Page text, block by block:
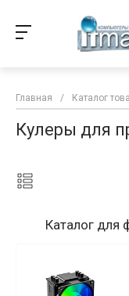
Главная / Каталог
Кулеры для
Каталог для